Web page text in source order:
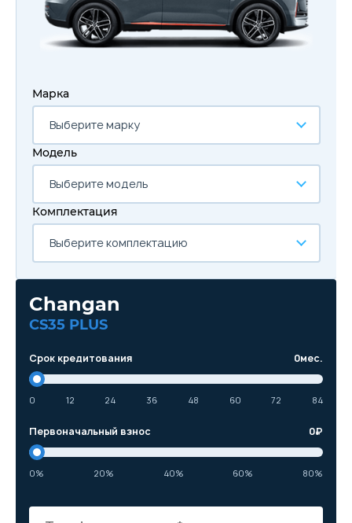
Марка
Выберите марку
Модель
Выберите модель
Комплектация
Выберите комплектацию
Changan
CS35 PLUS
Срок кредитования 0мес.
0 12 24 36 48 60 72 84
Первоначальный взнос 0₽
0% 20% 40% 60% 80%